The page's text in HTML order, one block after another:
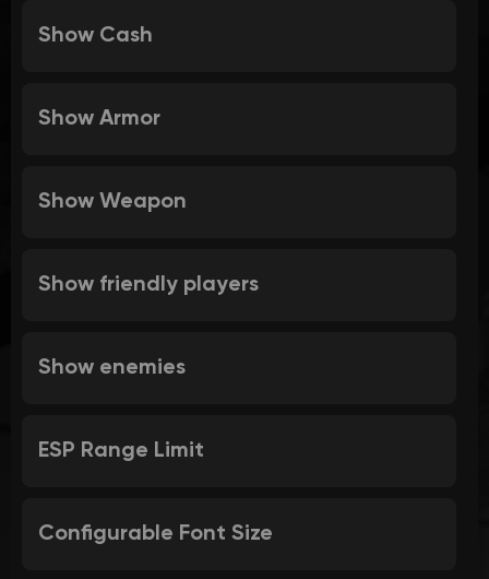
Show Cash
Show Armor
Show Weapon
Show friendly players
Show enemies
ESP Range Limit
Configurable Font Size